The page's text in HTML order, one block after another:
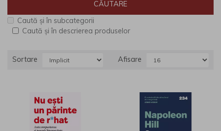
Caută și în subcategorii
Caută și în descrierea produselor
Sortare Afisare